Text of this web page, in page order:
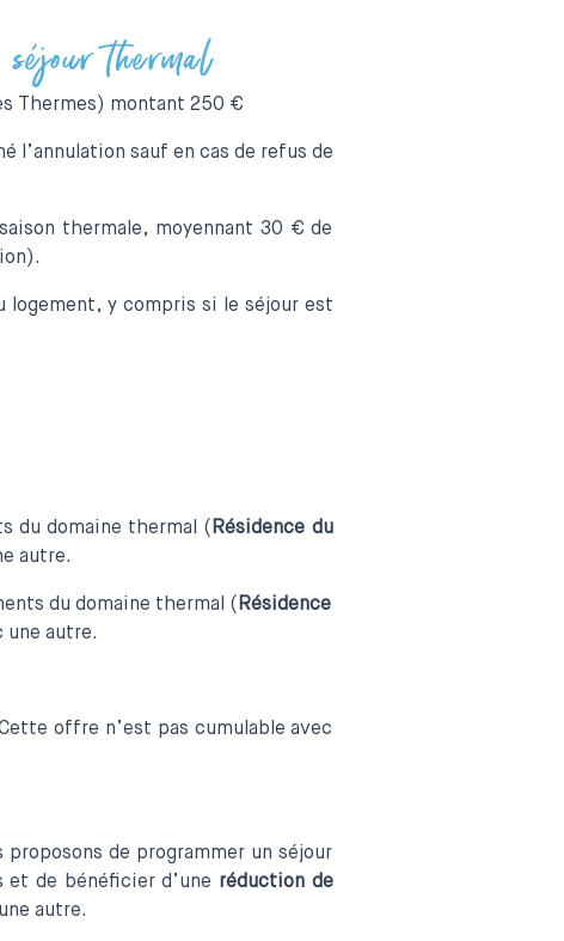
séjour thermal
Thermes) montant 250 €
l’annulation sauf en cas de refus de
thermale, moyennant 30 € de
logement, y compris si le séjour est
du domaine thermal ( Résidence du
autre.
du domaine thermal ( Résidence
une autre.
offre n’est pas cumulable avec
de programmer un séjour
et de bénéficier d’une réduction de
autre.